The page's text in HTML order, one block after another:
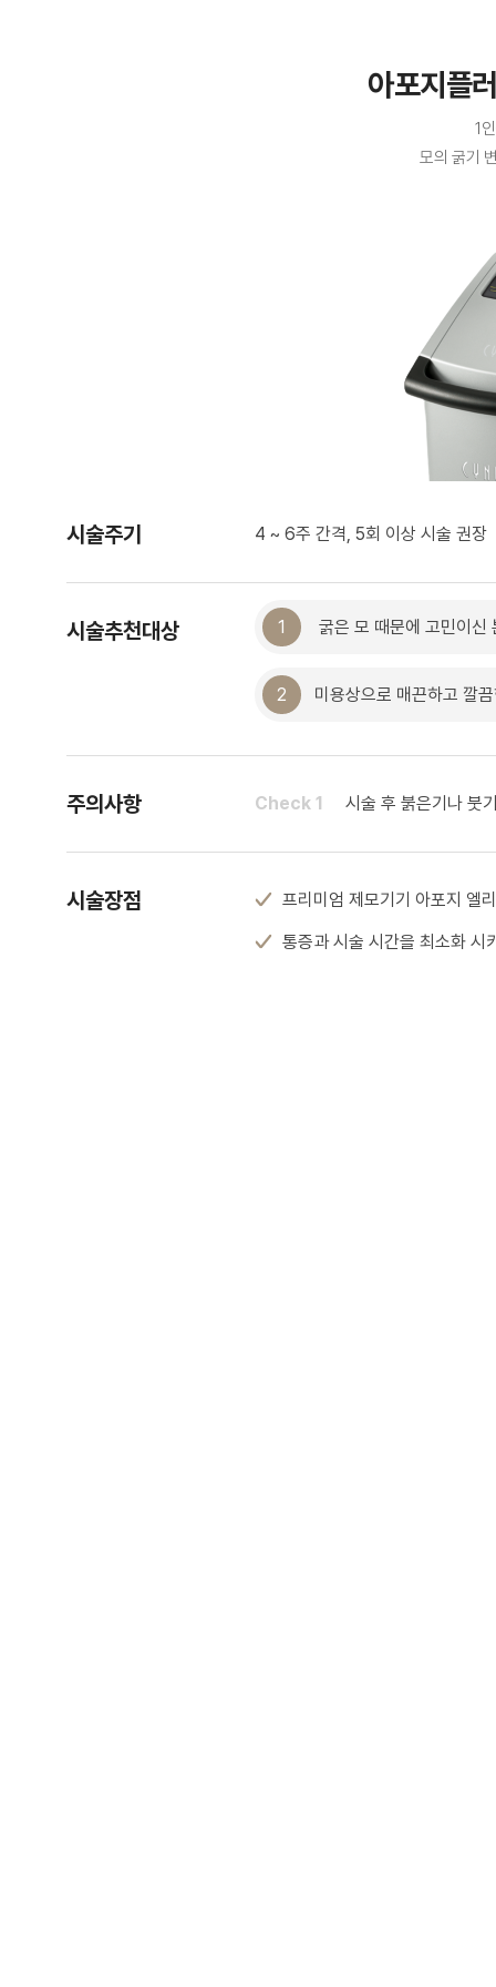
아포지플
1
모의 굵기
시술주기 4 ~ 6주 간격, 5회 이상 시술 권장
시술추천대상 1 굵은 모 때문에 고민이신
2 미용상으로 매끈하고 깔
주의사항 Check 1 시술 후 붉은기나 붓
시술장점
프리미엄 제모기기 아포지 엘
통증과 시술 시간을 최소화 시